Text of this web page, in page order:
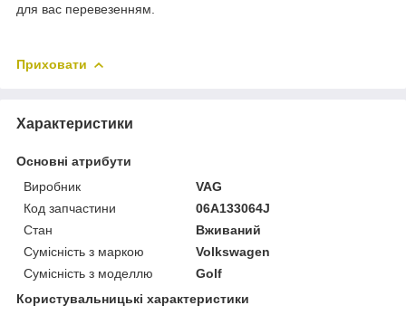
для вас перевезенням.
Приховати
Характеристики
Основні атрибути
Виробник
VAG
Код запчастини
06A133064J
Стан
Вживаний
Сумісність з маркою
Volkswagen
Сумісність з моделлю
Golf
Користувальницькі характеристики